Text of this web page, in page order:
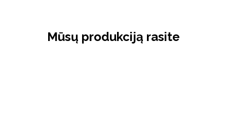
Mūsų produkciją rasite